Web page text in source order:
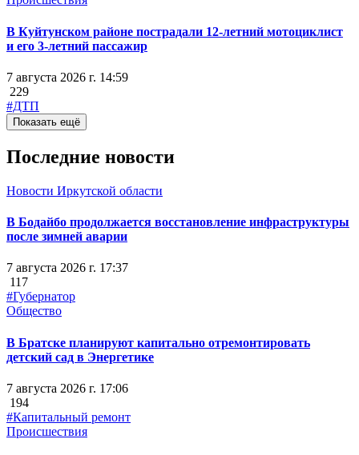
В Куйтунском районе пострадали 12-летний мотоциклист
и его 3-летний пассажир
7 августа 2026 г. 14:59
229
#ДТП
Показать ещё
Последние новости
Новости Иркутской области
В Бодайбо продолжается восстановление инфраструктуры
после зимней аварии
7 августа 2026 г. 17:37
117
#Губернатор
Общество
В Братске планируют капитально отремонтировать
детский сад в Энергетике
7 августа 2026 г. 17:06
194
#Капитальный ремонт
Происшествия